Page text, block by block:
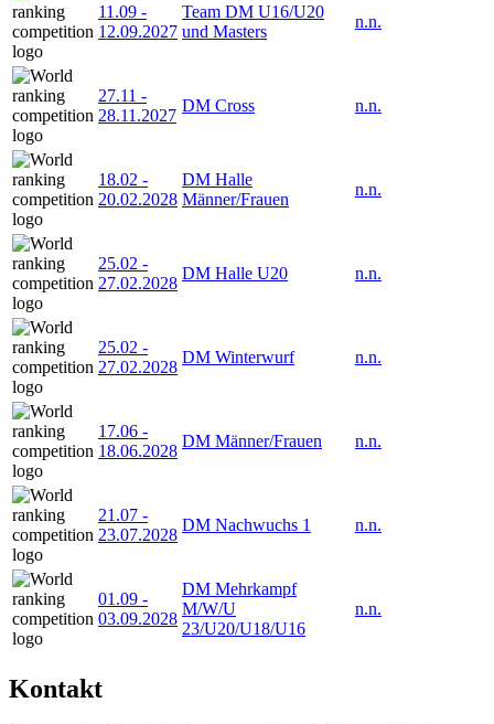
11.09 -
12.09.2027
Team DM U16/U20
und Masters
n.n.
27.11 -
28.11.2027
DM Cross n.n.
18.02 -
20.02.2028
DM Halle
Männer/Frauen
n.n.
25.02 -
27.02.2028
DM Halle U20 n.n.
25.02 -
27.02.2028
DM Winterwurf n.n.
17.06 -
18.06.2028
DM Männer/Frauen n.n.
21.07 -
23.07.2028
DM Nachwuchs 1 n.n.
01.09 -
03.09.2028
DM Mehrkampf
M/W/U
23/U20/U18/U16
n.n.
Kontakt